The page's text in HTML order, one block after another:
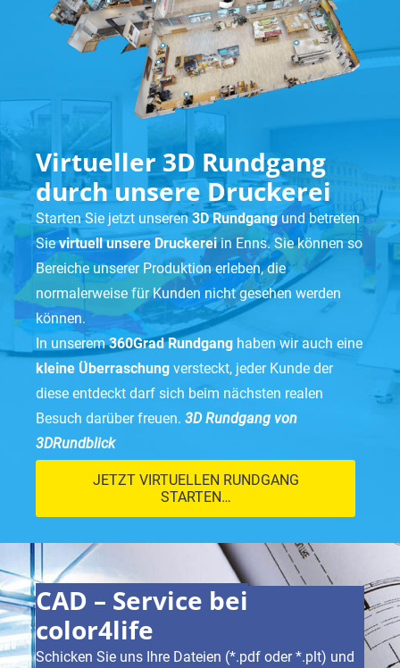
Virtueller 3D Rundgang
durch unsere Druckerei
Starten Sie jetzt unseren3D Rundgangund betreten
Sievirtuell unsere Druckereiin Enns. Sie können so
Bereiche unserer Produktion erleben, die
normalerweise für Kunden nicht gesehen werden
können.
In unserem360Grad Rundgang haben wir auch eine
kleine Überraschung versteckt, jeder Kunde der
diese entdeckt darf sich beim nächsten realen
Besuch darüber freuen. 3D Rundgang von
3DRundblick
JETZT VIRTUELLEN RUNDGANG
STARTEN…
CAD – Service bei
color4life
Schicken Sie uns Ihre Dateien (*.pdf oder *.plt) und